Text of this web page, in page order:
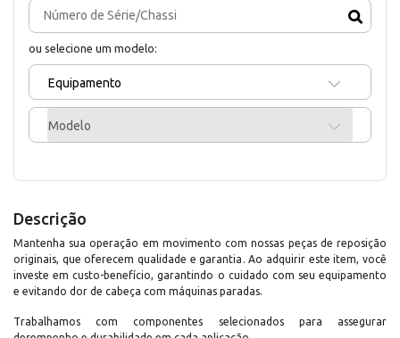
ou selecione um modelo:
Equipamento
Modelo
Descrição
Mantenha sua operação em movimento com nossas peças de reposição
originais, que oferecem qualidade e garantia. Ao adquirir este item, você
investe em custo-benefício, garantindo o cuidado com seu equipamento
e evitando dor de cabeça com máquinas paradas.
Trabalhamos com componentes selecionados para assegurar